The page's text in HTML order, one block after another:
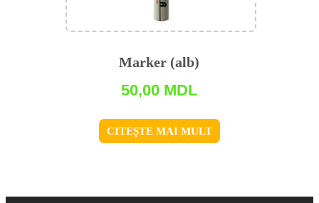
Marker (alb)
50,00 MDL
CITEȘTE MAI MULT